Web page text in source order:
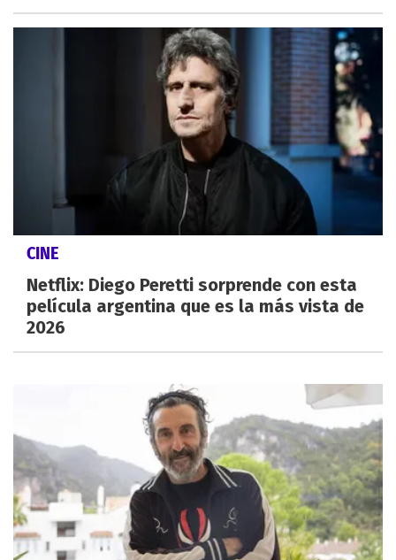
CINE
Netflix: Diego Peretti sorprende con esta
película argentina que es la más vista de
2026